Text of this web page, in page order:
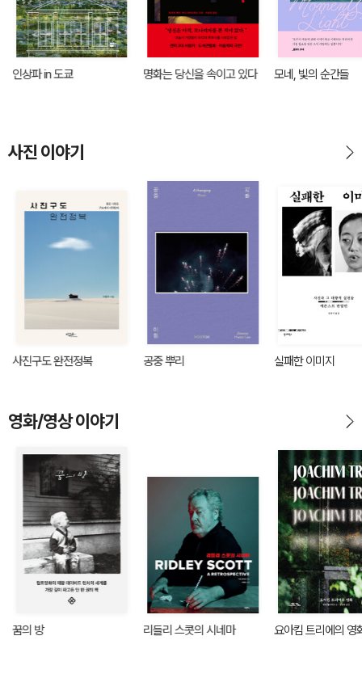
인상파 in 도쿄 명화는 당신을 속이고 있다 모네, 빛의 순간들
사진 이야기
사진구도 완전정복 공중 뿌리 실패한 이미지
영화/영상 이야기
꿈의 방 리들리 스콧의 시네마 요아킴 트리에의 영